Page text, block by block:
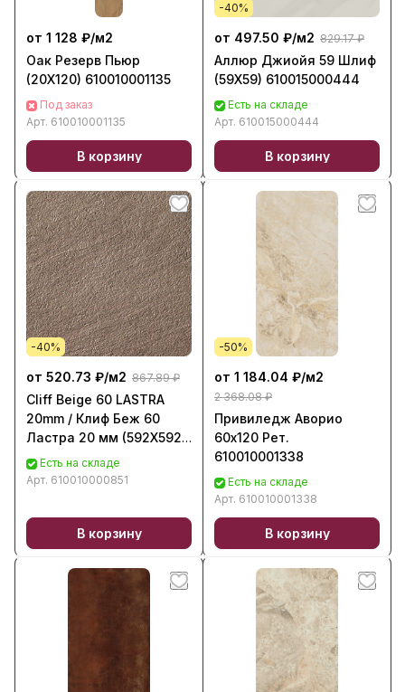
от 1 128 ₽/м2
Оак Резерв Пьюр
(20X120) 610010001135
Под заказ
Арт. 610010001135
В корзину
-40%
от 497.50 ₽/м2 829.17 ₽
Аллюр Джиойя 59 Шлиф
(59X59) 610015000444
Есть на складе
Арт. 610015000444
В корзину
-40%
от 520.73 ₽/м2 867.89 ₽
Cliff Beige 60 LASTRA
20mm / Клиф Беж 60
Ластра 20 мм (592X592
SPS) 610010000851
Есть на складе
Арт. 610010000851
В корзину
-50%
от 1 184.04 ₽/м2
2 368.08 ₽
Привиледж Аворио
60х120 Рет.
610010001338
Есть на складе
Арт. 610010001338
В корзину